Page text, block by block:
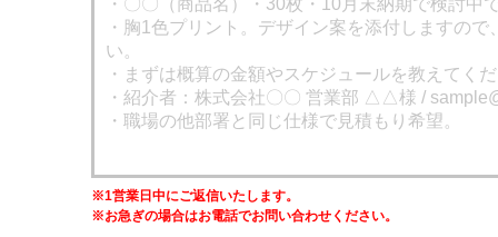
※1営業日中にご返信いたします。
※お急ぎの場合はお電話でお問い合わせください。